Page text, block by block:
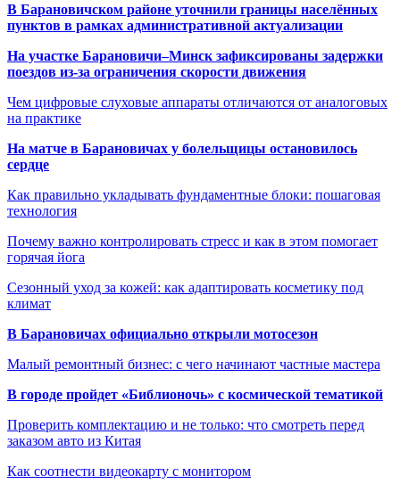
В Барановичском районе уточнили границы населённых
пунктов в рамках административной актуализации
На участке Барановичи–Минск зафиксированы задержки
поездов из-за ограничения скорости движения
Чем цифровые слуховые аппараты отличаются от аналоговых
на практике
На матче в Барановичах у болельщицы остановилось
сердце
Как правильно укладывать фундаментные блоки: пошаговая
технология
Почему важно контролировать стресс и как в этом помогает
горячая йога
Сезонный уход за кожей: как адаптировать косметику под
климат
В Барановичах официально открыли мотосезон
Малый ремонтный бизнес: с чего начинают частные мастера
В городе пройдет «Библионочь» с космической тематикой
Проверить комплектацию и не только: что смотреть перед
заказом авто из Китая
Как соотнести видеокарту с монитором